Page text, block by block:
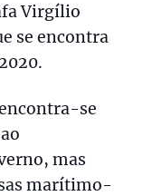
Virgílio
se encontra
se
mas
marítimo-